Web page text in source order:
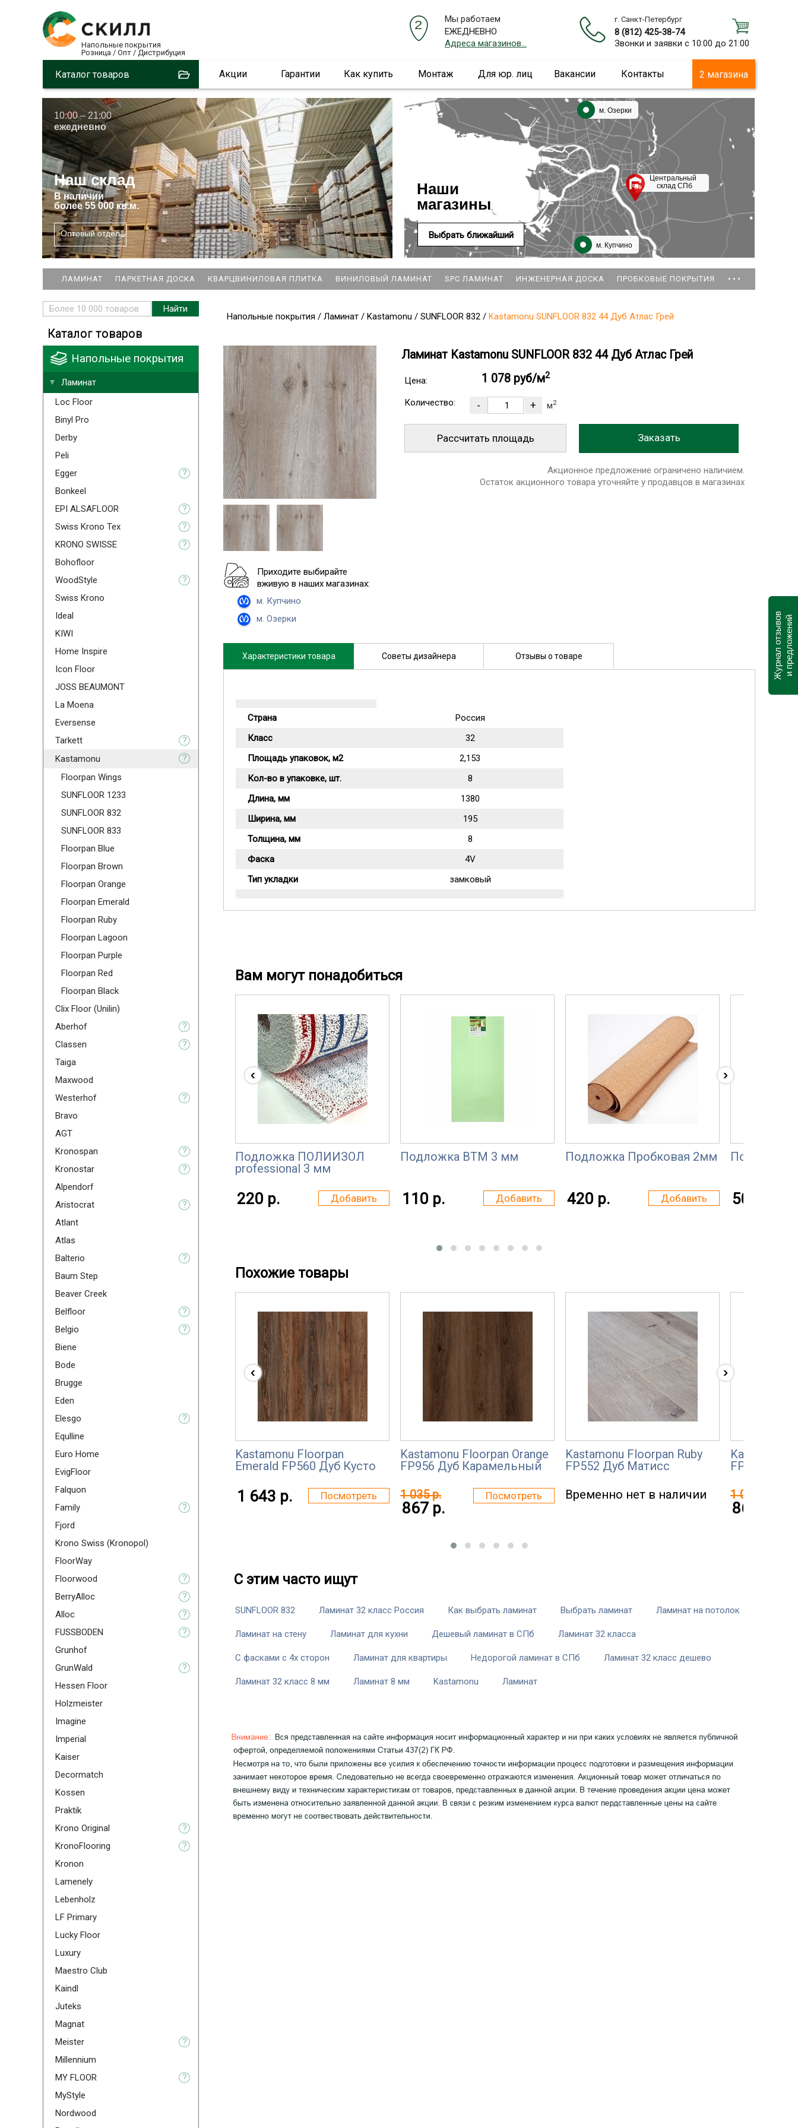
Напольные покрытия
Розница / Опт / Дистрибуция
г. Санкт-Петербург
8 (812) 425-38-74
Звонки и заявки с 10:00 до 21:00
Мы работаем
ЕЖЕДНЕВНО
Адреса магазинов...
Каталог товаров Акции Гарантии Как купить Монтаж Для юр. лиц Вакансии Контакты 2 магазина
10:00 – 21:00
ежедневно
Наш склад
Вналичии
более 55 000 кв.м.
Оптовый отдел
Наши
магазины
м. Озерки
м. Купчино
Центральный
склад СПб
Выбрать ближайший
ЛАМИНАТ ПАРКЕТНАЯ ДОСКА КВАРЦВИНИЛОВАЯ ПЛИТКА ВИНИЛОВЫЙ ЛАМИНАТ SPC ЛАМИНАТ ИНЖЕНЕРНАЯ ДОСКА ПРОБКОВЫЕ ПОКРЫТИЯ ...
Напольные покрытия / Ламинат / Kastamonu / SUNFLOOR 832 / Kastamonu SUNFLOOR 832 44 Дуб Атлас Грей
Приходите выбирайте
вживую в наших магазинах:
м. Купчино
м. Озерки
Ламинат Kastamonu SUNFLOOR 832 44 Дуб Атлас Грей
Цена: 1 078 руб/м2
Количество: м2
Рассчитать площадь
Акционное предложение ограничено наличием.
Остаток акционного товара уточняйте у продавцов в магазинах
Характеристики товара Советы дизайнера Отзывы о товаре
Страна
Россия
Класс
32
Площадь упаковок, м2
2,153
Кол-во в упаковке, шт.
8
Длина, мм
1380
Ширина, мм
195
Толщина, мм
8
Фаска
4V
Тип укладки
замковый
Вам могут понадобиться
Подложка ПОЛИИЗОЛ
professional 3 мм
220 р. Добавить
Подложка ВТМ 3 мм
110 р. Добавить
Подложка Пробковая 2мм
420 р. Добавить
Подложка
50 р.
‹ ›
Похожие товары
Kastamonu Floorpan
Emerald FP560 Дуб Кусто
1 643 р. Посмотреть
Kastamonu Floorpan Orange
FP956 Дуб Карамельный
1 035 р.
867 р.
Посмотреть
Kastamonu Floorpan Ruby
FP552 Дуб Матисс
Временно нет в наличии
Kastamonu
FP951 Дуб
1 035 р.
867 р.
‹ ›
С этим часто ищут
SUNFLOOR 832 Ламинат 32 класс Россия Как выбрать ламинат Выбрать ламинат Ламинат на потолок
Ламинат на стену Ламинат для кухни Дешевый ламинат в СПб Ламинат 32 класса
С фасками с 4х сторон Ламинат для квартиры Недорогой ламинат в СПб Ламинат 32 класс дешево
Ламинат 32 класс 8 мм Ламинат 8 мм Kastamonu Ламинат
Каталог товаров
Напольные покрытия
Ламинат
Loc Floor
Binyl Pro
Derby
Peli
Egger
?
Bonkeel
EPI ALSAFLOOR
?
Swiss Krono Tex
?
KRONO SWISSE
?
Bohofloor
WoodStyle
?
Swiss Krono
Ideal
KIWI
Home Inspire
Icon Floor
JOSS BEAUMONT
La Moena
Eversense
Tarkett
?
Kastamonu
?
Floorpan Wings
SUNFLOOR 1233
SUNFLOOR 832
SUNFLOOR 833
Floorpan Blue
Floorpan Brown
Floorpan Orange
Floorpan Emerald
Floorpan Ruby
Floorpan Lagoon
Floorpan Purple
Floorpan Red
Floorpan Black
Clix Floor (Unilin)
Aberhof
?
Classen
?
Taiga
Maxwood
Westerhof
?
Bravo
AGT
Kronospan
?
Kronostar
?
Alpendorf
Aristoсrat
?
Atlant
Atlas
Balterio
?
Baum Step
Beaver Creek
Belfloor
?
Belgio
?
Biene
Bode
Brugge
Eden
Elesgo
?
Equlline
Euro Home
EvigFloor
Falquon
Family
?
Fjord
Krono Swiss (Kronopol)
FloorWay
Floorwood
?
BerryAlloc
?
Alloc
?
FUSSBODEN
?
Grunhof
GrunWald
?
Hessen Floor
Holzmeister
Imagine
Imperial
Kaiser
Decormatch
Kossen
Praktik
Krono Original
?
KronoFlooring
?
Kronon
Lamenely
Lebenholz
LF Primary
Lucky Floor
Luxury
Maestro Club
Kaindl
Juteks
Magnat
Meister
?
Millennium
MY FLOOR
?
MyStyle
Nordwood
Журнал отзывови предложений